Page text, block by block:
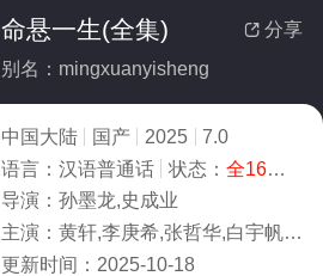
 分享
命悬一生(全集)
别名：mingxuanyisheng
中国大陆 国产 2025
7.0
语言： 汉语普通话 状态： 全16集
导演： 孙墨龙,史成业
主演： 黄轩,李庚希,张哲华,白宇帆,尹昉,姜珮瑶,徐奥俊
更新时间： 2025-10-18